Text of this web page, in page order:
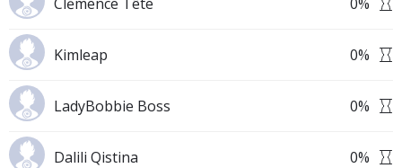
Kimleap 0%
LadyBobbie Boss 0%
Dalili Qistina 0%